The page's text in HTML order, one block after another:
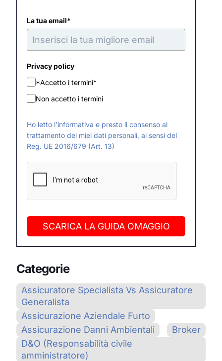
La tua email*
Privacy policy
*Accetto i termini*
Non accetto i termini
Ho letto l'informativa e presto il consenso al
trattamento dei miei dati personali, ai sensi del
Reg. UE 2016/679 (Art. 13)
SCARICA LA GUIDA OMAGGIO
Categorie
Assicuratore Specialista Vs Assicuratore
Generalista
Assicurazione Aziendale Furto
Assicurazione Danni Ambientali
Broker
D&O (Responsabilità civile
amministratore)